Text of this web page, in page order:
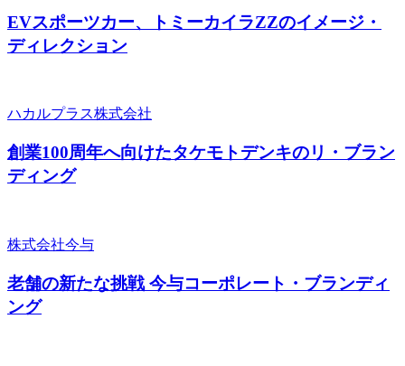
EVスポーツカー、トミーカイラZZのイメージ・
ディレクション
ハカルプラス株式会社
創業100周年へ向けたタケモトデンキのリ・ブラン
ディング
株式会社今与
老舗の新たな挑戦 今与コーポレート・ブランディ
ング